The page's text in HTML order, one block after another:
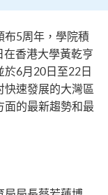
布5周年，學院積
香港大學黃乾亨
6月20日至22日
快速發展的大灣區
面的最新趨勢和最